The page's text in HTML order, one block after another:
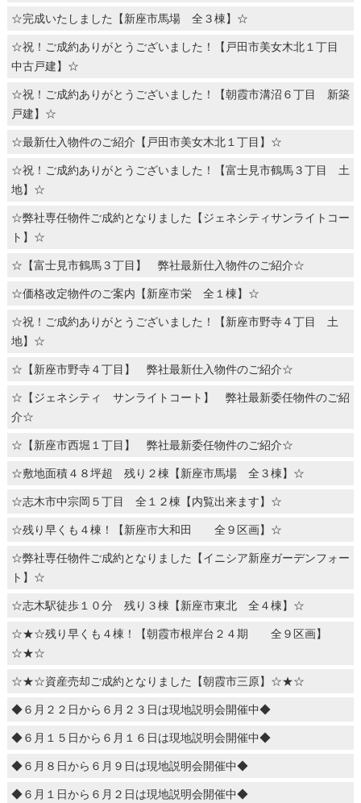
☆完成いたしました【新座市馬場 全３棟】☆
☆祝！ご成約ありがとうございました！【戸田市美女木北１丁目
中古戸建】☆
☆祝！ご成約ありがとうございました！【朝霞市溝沼６丁目 新築
戸建】☆
☆最新仕入物件のご紹介【戸田市美女木北１丁目】☆
☆祝！ご成約ありがとうございました！【富士見市鶴馬３丁目 土
地】☆
☆弊社専任物件ご成約となりました【ジェネシティサンライトコー
ト】☆
☆【富士見市鶴馬３丁目】 弊社最新仕入物件のご紹介☆
☆価格改定物件のご案内【新座市栄 全１棟】☆
☆祝！ご成約ありがとうございました！【新座市野寺４丁目 土
地】☆
☆【新座市野寺４丁目】 弊社最新仕入物件のご紹介☆
☆【ジェネシティ サンライトコート】 弊社最新委任物件のご紹
介☆
☆【新座市西堀１丁目】 弊社最新委任物件のご紹介☆
☆敷地面積４８坪超 残り２棟【新座市馬場 全３棟】☆
☆志木市中宗岡５丁目 全１２棟【内覧出来ます】☆
☆残り早くも４棟！【新座市大和田 全９区画】☆
☆弊社専任物件ご成約となりました【イニシア新座ガーデンフォー
ト】☆
☆志木駅徒歩１０分 残り３棟【新座市東北 全４棟】☆
☆★☆残り早くも４棟！【朝霞市根岸台２４期 全９区画】
☆★☆
☆★☆資産売却ご成約となりました【朝霞市三原】☆★☆
◆６月２２日から６月２３日は現地説明会開催中◆
◆６月１５日から６月１６日は現地説明会開催中◆
◆６月８日から６月９日は現地説明会開催中◆
◆６月１日から６月２日は現地説明会開催中◆